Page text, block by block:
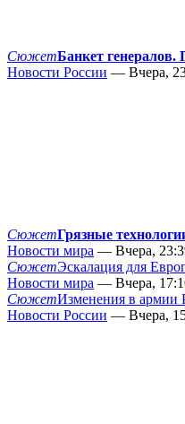
СюжетБанкет генералов.
Новости России — Вчера,
СюжетГрязные
Новости мира — Вчера,
СюжетЭскалация для
Новости мира — Вчера,
СюжетИзменения в армии
Новости России — Вчера,